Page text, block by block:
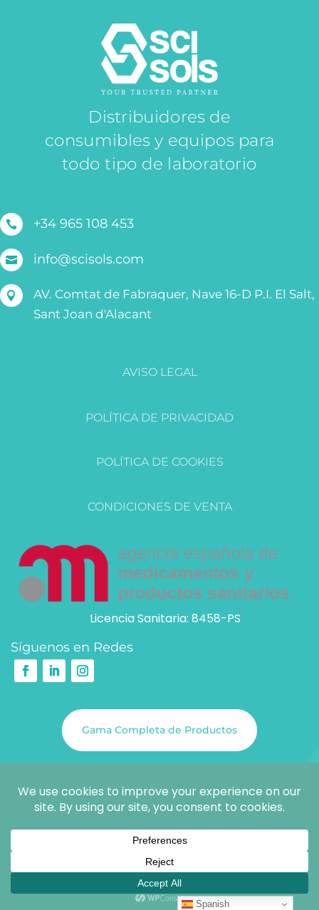
Distribuidores de
consumibles y equipos para
todo tipo de laboratorio
 +34 965 108 453
 info@scisols.com

AV. Comtat de Fabraquer, Nave 16-D P.I. El Salt,
Sant Joan d'Alacant
AVISO LEGAL
POLÍTICA DE PRIVACIDAD
POLÍTICA DE COOKIES
CONDICIONES DE VENTA
Licencia Sanitaria: 8458-PS
Síguenos en Redes
Gama Completa de Productos
@COPYRIGHT 2026SCIENCE & SOLUTIONS S.L.
Spanish